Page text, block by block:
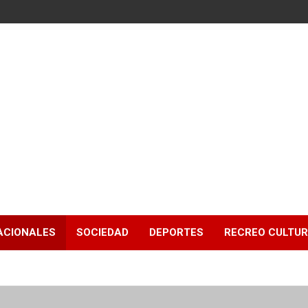
SOCIEDAD DEPORTES RECREO